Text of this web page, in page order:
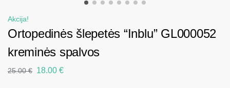
Akcija!
Ortopedinės šlepetės “Inblu” GL000052
kreminės spalvos
25.00€ 18.00 €